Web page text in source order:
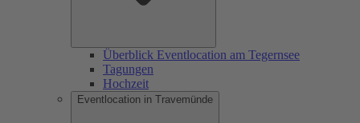
Überblick Eventlocation am Tegernsee
Tagungen
Hochzeit
Eventlocation in Travemünde